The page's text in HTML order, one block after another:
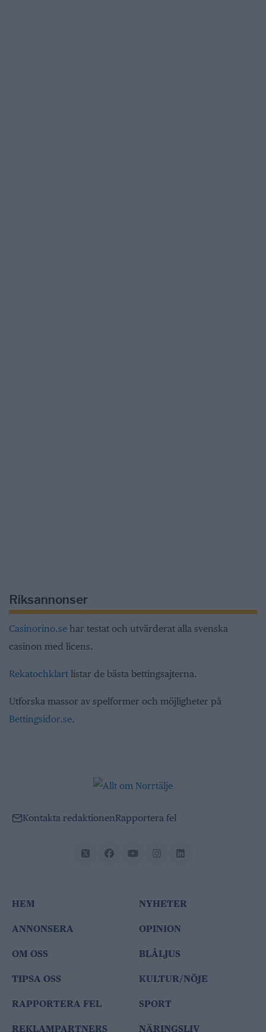
Riksannonser
Casinorino.se har testat och utvärderat alla svenska
casinon med licens.
Rekatochklart listar de bästa bettingsajterna.
Utforska massor av spelformer och möjligheter på
Bettingsidor.se.
Kontakta redaktionenRapportera fel
HEM
ANNONSERA
OM OSS
TIPSA OSS
RAPPORTERA FEL
REKLAMPARTNERS
NYHETER
OPINION
BLÅLJUS
KULTUR/NÖJE
SPORT
NÄRINGSLIV